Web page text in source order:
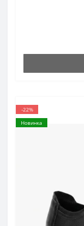
-22%
Новинка